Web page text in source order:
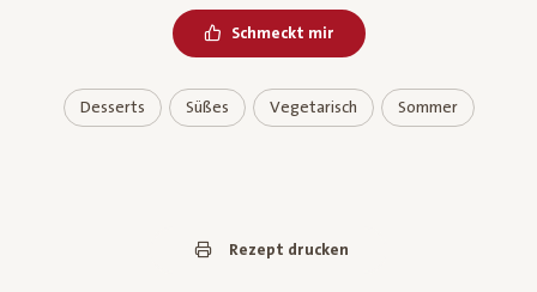
Schmeckt mir
Desserts Süßes Vegetarisch Sommer
Rezept drucken